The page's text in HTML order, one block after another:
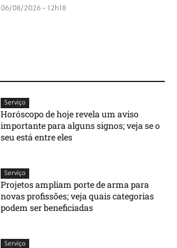
06/08/2026 - 12h18
Serviço
Horóscopo de hoje revela um aviso
importante para alguns signos; veja se o
seu está entre eles
Serviço
Projetos ampliam porte de arma para
novas profissões; veja quais categorias
podem ser beneficiadas
Serviço